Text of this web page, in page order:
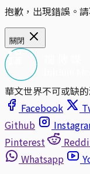
抱歉，出現錯誤。
關閉
華文世界不可或缺
Facebook
Github
Pinterest
Whatsapp